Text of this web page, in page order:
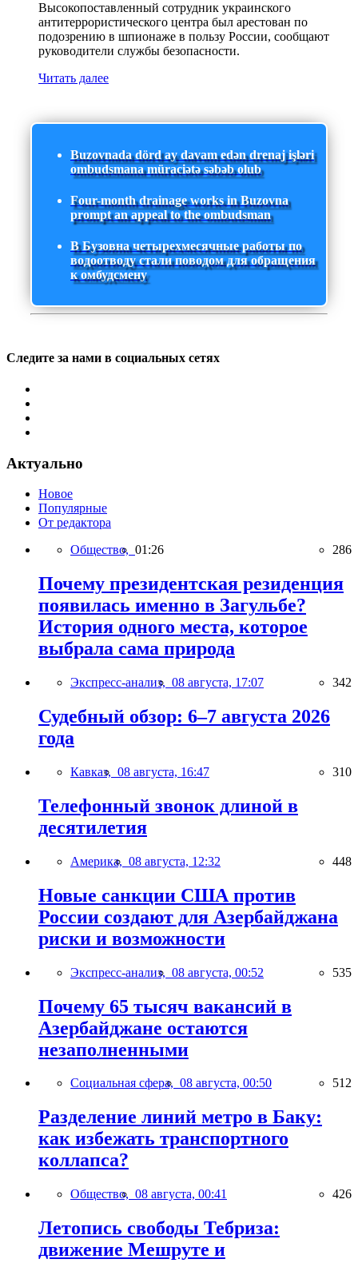
Высокопоставленный сотрудник украинского
антитеррористического центра был арестован по
подозрению в шпионаже в пользу России, сообщают
руководители службы безопасности.
Читать далее
Buzovnada dörd ay davam edən drenaj işləri
ombudsmana müraciətə səbəb olub
Four-month drainage works in Buzovna
prompt an appeal to the ombudsman
В Бузовна четырехмесячные работы по
водоотводу стали поводом для обращения
к омбудсмену
Следите за нами в социальных сетях
Актуально
Новое
Популярные
От редактора
Общество, 01:26 286
Почему президентская резиденция
появилась именно в Загульбе?
История одного места, которое
выбрала сама природа
Экспресс-анализ, 08 августа, 17:07 342
Судебный обзор: 6–7 августа 2026
года
Кавказ, 08 августа, 16:47 310
Телефонный звонок длиной в
десятилетия
Америка, 08 августа, 12:32 448
Новые санкции США против
России создают для Азербайджана
риски и возможности
Экспресс-анализ, 08 августа, 00:52 535
Почему 65 тысяч вакансий в
Азербайджане остаются
незаполненными
Социальная сфера, 08 августа, 00:50 512
Разделение линий метро в Баку:
как избежать транспортного
коллапса?
Общество, 08 августа, 00:41 426
Летопись свободы Тебриза:
движение Мешруте и